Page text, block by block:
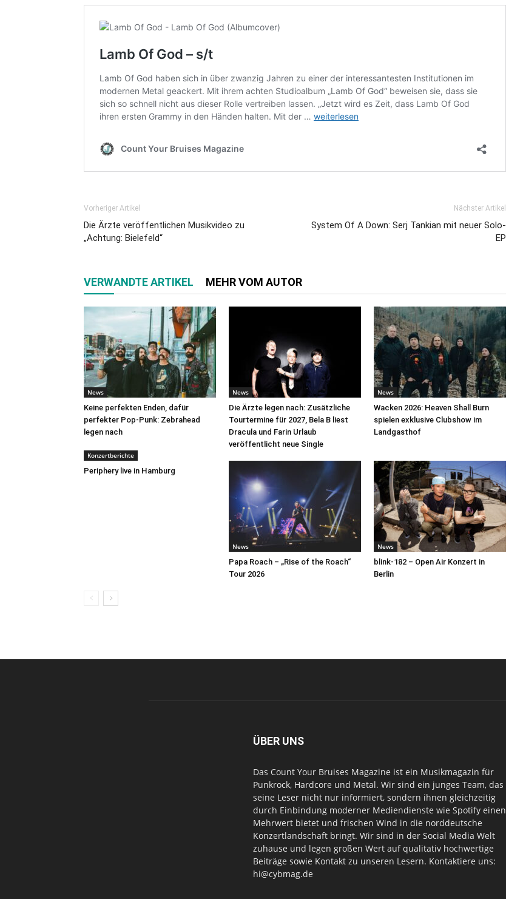
Vorheriger Artikel
Die Ärzte veröffentlichen Musikvideo zu
„Achtung: Bielefeld“
Nächster Artikel
System Of A Down: Serj Tankian mit neuer Solo-
EP
VERWANDTE ARTIKEL MEHR VOM AUTOR
News
Keine perfekten Enden, dafür
perfekter Pop-Punk: Zebrahead
legen nach
News
Die Ärzte legen nach: Zusätzliche
Tourtermine für 2027, Bela B liest
Dracula und Farin Urlaub
veröffentlicht neue Single
News
Wacken 2026: Heaven Shall Burn
spielen exklusive Clubshow im
Landgasthof
Konzertberichte
Periphery live in Hamburg
News
Papa Roach – „Rise of the Roach“
Tour 2026
News
blink-182 – Open Air Konzert in
Berlin
ÜBER UNS
Das Count Your Bruises Magazine ist ein Musikmagazin für
Punkrock, Hardcore und Metal. Wir sind ein junges Team, das
seine Leser nicht nur informiert, sondern ihnen gleichzeitig
durch Einbindung moderner Mediendienste wie Spotify einen
Mehrwert bietet und frischen Wind in die norddeutsche
Konzertlandschaft bringt. Wir sind in der Social Media Welt
zuhause und legen großen Wert auf qualitativ hochwertige
Beiträge sowie Kontakt zu unseren Lesern. Kontaktiere uns:
hi@cybmag.de